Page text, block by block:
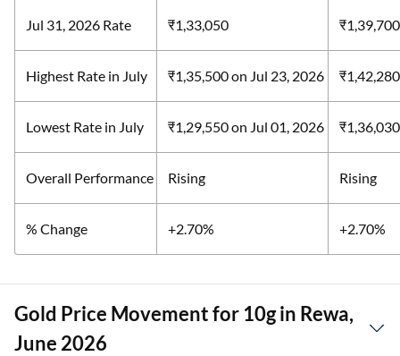
Jul 31, 2026 Rate ₹1,33,050 ₹1,39,700
Highest Rate in July ₹1,35,500on Jul 23, 2026
Lowest Rate in July ₹1,29,550on Jul 01, 2026
Overall Performance Rising Rising
% Change +2.70% +2.70%
Gold Price Movement for 10g in Rewa,
June 2026